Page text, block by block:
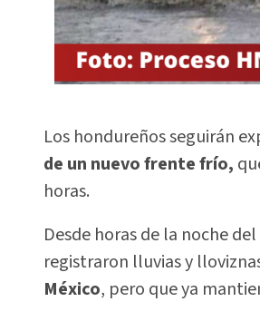
Los hondureños seguirán
de un nuevo frente frío,
horas.
Desde horas de la noche
registraron lluvias y
México, pero que ya